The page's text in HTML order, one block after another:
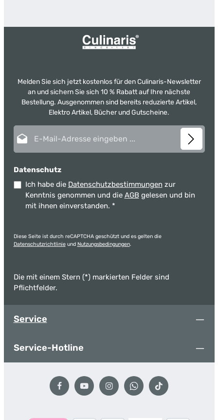
Melden Sie sich jetzt kostenlos für den Culinaris-Newsletter
an und sichern Sie sich 10 % Rabatt auf Ihre nächste
Bestellung. Ausgenommen sind bereits reduzierte Artikel,
Elektro Artikel, Bücher und Gutscheine.
Datenschutz
Ich habe die Datenschutzbestimmungen zur
Kenntnis genommen und die AGB gelesen und bin
mit ihnen einverstanden. *
Diese Seite ist durch reCAPTCHA geschützt und es gelten die
Datenschutzrichtlinieund Nutzungsbedingungen.
Die mit einem Stern (*) markierten Felder sind
Pflichtfelder.
Service
Service-Hotline